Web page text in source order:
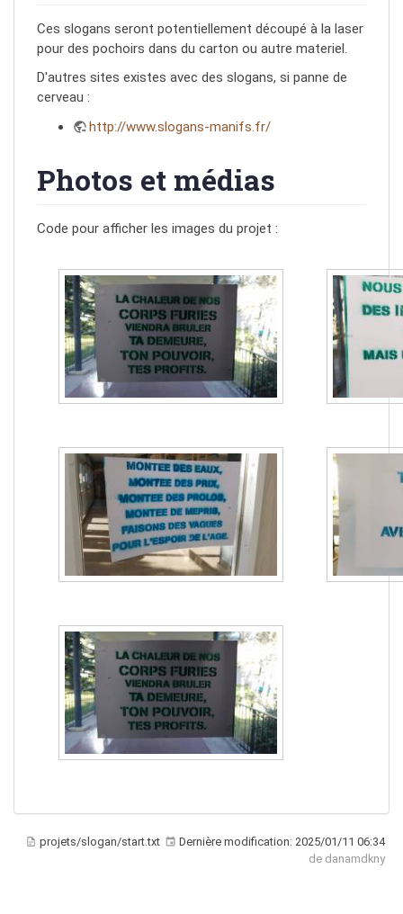
Ces slogans seront potentiellement découpé à la laser
pour des pochoirs dans du carton ou autre materiel.
D'autres sites existes avec des slogans, si panne de
cerveau :
http://www.slogans-manifs.fr/
Photos et médias
Code pour afficher les images du projet :
projets/slogan/start.txt Dernière modification: 2025/01/11 06:34
de danamdkny